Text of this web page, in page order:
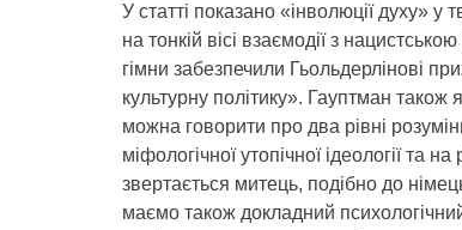
У статті показано «інволюції духу»
на тонкій вісі взаємодії з
гімни забезпечили Гьольдерлінові
культурну політику». Гауптман також
можна говорити про два рівні
міфологічної утопічної ідеології та
звертається митець, подібно до
маємо також докладний